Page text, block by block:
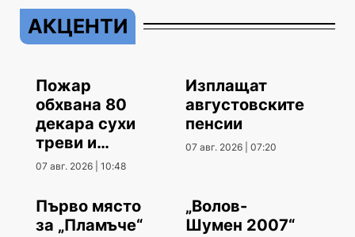
АКЦЕНТИ
Пожар
обхвана 80
декара сухи
треви и
храсти
07 авг. 2026 | 10:48
Изплащат
августовските
пенсии
07 авг. 2026 | 07:20
Първо място
за „Пламъче“
„Волов-
Шумен 2007“